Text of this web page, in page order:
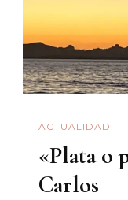
ACTUALIDAD
«Plata o
Carlos